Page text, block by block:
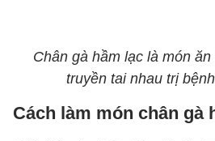
Chân gà hầm lạc là món
truyền tai nhau trị
Cách làm món chân gà